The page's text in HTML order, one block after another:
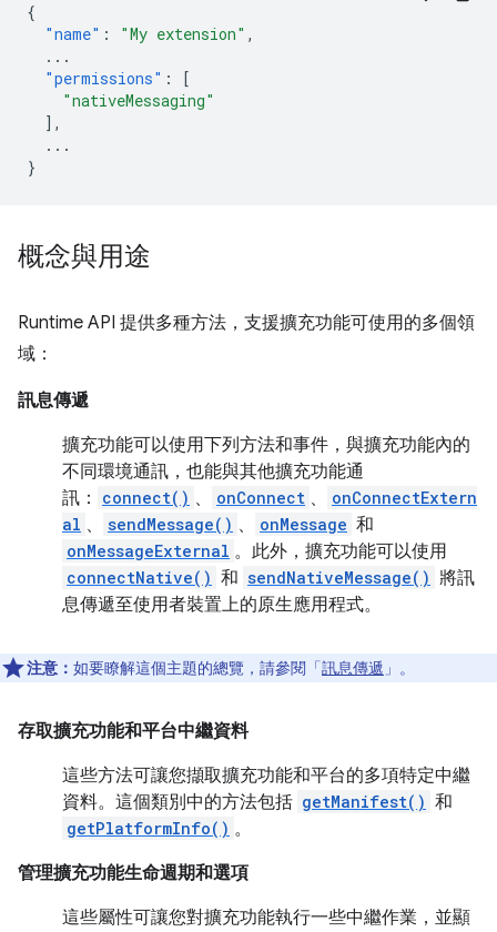
{
"name" : "My extension" ,
...
"permissions" :
[
"nativeMessaging"
],
...
}
概念與用途
Runtime API 提供多種方法，支援擴充功能可使用的多個領
域：
訊息傳遞
擴充功能可以使用下列方法和事件，與擴充功能內的
不同環境通訊，也能與其他擴充功能通
訊：
connect() 、 onConnect 、
onConnectExtern
al 、 sendMessage() 、 onMessage 和
onMessageExternal 。此外，擴充功能可以使用
connectNative() 和 sendNativeMessage() 將訊
息傳遞至使用者裝置上的原生應用程式。
注意： 如要瞭解這個主題的總覽，請參閱「訊息傳遞 」。
存取擴充功能和平台中繼資料
這些方法可讓您擷取擴充功能和平台的多項特定中繼
資料。這個類別中的方法包括 getManifest() 和
getPlatformInfo() 。
管理擴充功能生命週期和選項
這些屬性可讓您對擴充功能執行一些中繼作業，並顯